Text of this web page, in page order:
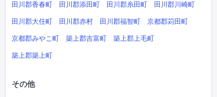
田川郡香春町 田川郡添田町 田川郡糸田町 田川郡川崎町
田川郡大任町 田川郡赤村 田川郡福智町 京都郡苅田町
京都郡みやこ町 築上郡吉富町 築上郡上毛町
築上郡築上町
その他